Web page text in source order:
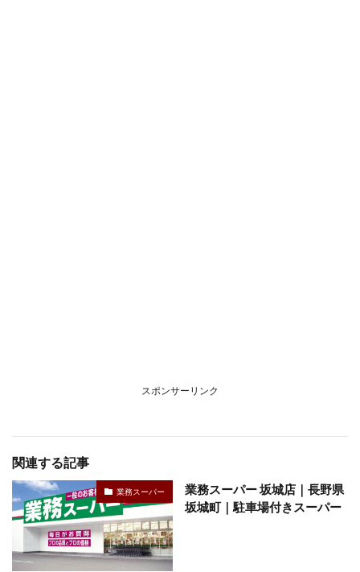
スポンサーリンク
関連する記事
業務スーパー
業務スーパー 坂城店｜長野県
坂城町｜駐車場付きスーパー